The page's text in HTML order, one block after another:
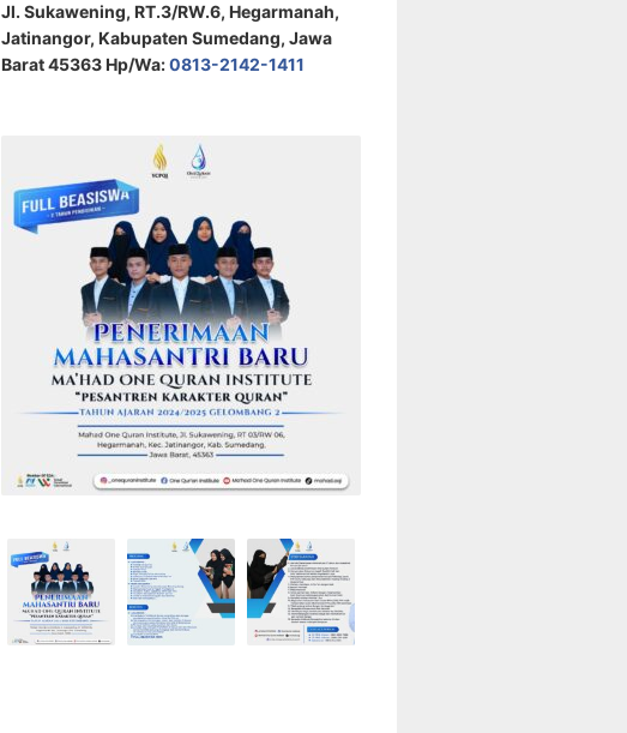
Jl. Sukawening, RT.3/RW.6, Hegarmanah,
Jatinangor, Kabupaten Sumedang, Jawa
Barat 45363 Hp/Wa:0813-2142-1411